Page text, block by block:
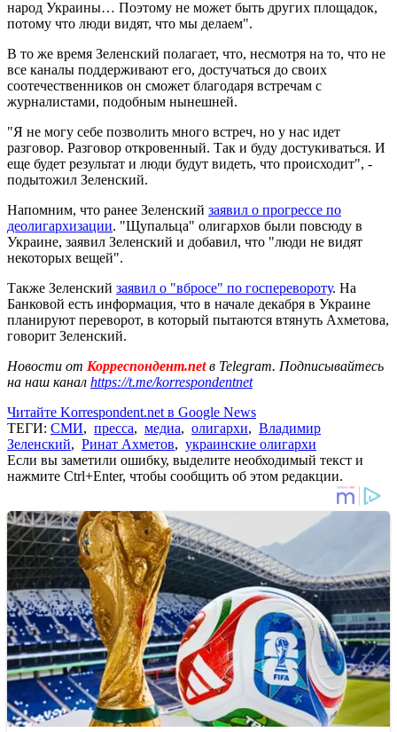
народ Украины… Поэтому не может быть других площадок,
потому что люди видят, что мы делаем".
В то же время Зеленский полагает, что, несмотря на то, что не
все каналы поддерживают его, достучаться до своих
соотечественников он сможет благодаря встречам с
журналистами, подобным нынешней.
"Я не могу себе позволить много встреч, но у нас идет
разговор. Разговор откровенный. Так и буду достукиваться. И
еще будет результат и люди будут видеть, что происходит", -
подытожил Зеленский.
Напомним, что ранее Зеленский заявил о прогрессе по
деолигархизации. "Щупальца" олигархов были повсюду в
Украине, заявил Зеленский и добавил, что "люди не видят
некоторых вещей".
Также Зеленский заявил о "вбросе" по госперевороту. На
Банковой есть информация, что в начале декабря в Украине
планируют переворот, в который пытаются втянуть Ахметова,
говорит Зеленский.
Новости от Корреспондент.netв Telegram. Подписывайтесь
на наш канал https://t.me/korrespondentnet
Читайте Korrespondent.net в Google News
ТЕГИ: СМИ, пресса, медиа, олигархи, Владимир
Зеленский, Ринат Ахметов, украинские олигархи
Если вы заметили ошибку, выделите необходимый текст и
нажмите Ctrl+Enter, чтобы сообщить об этом редакции.